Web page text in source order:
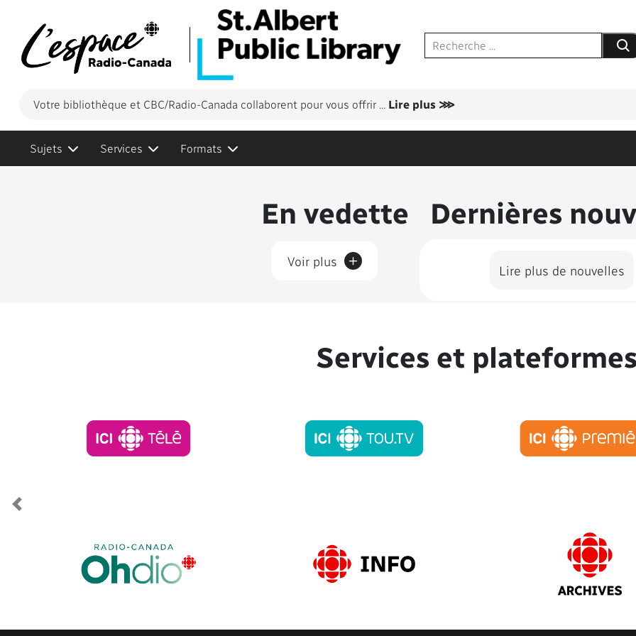
Votre bibliothèque et CBC/Radio-Canada collaborent pour vous offrir ... Lire plus ⋙
Sujets Services Formats
Dernières
Lire plus de nouvelles
En vedette
Voir plus +
Services et
Previous